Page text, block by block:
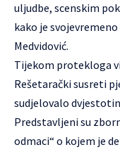
uljudbe, scenskim
kako je
Medvidović.
Tijekom protekloga
Rešetarački susreti
sudjelovalo
Predstavljeni su
odmaci“ o kojem je